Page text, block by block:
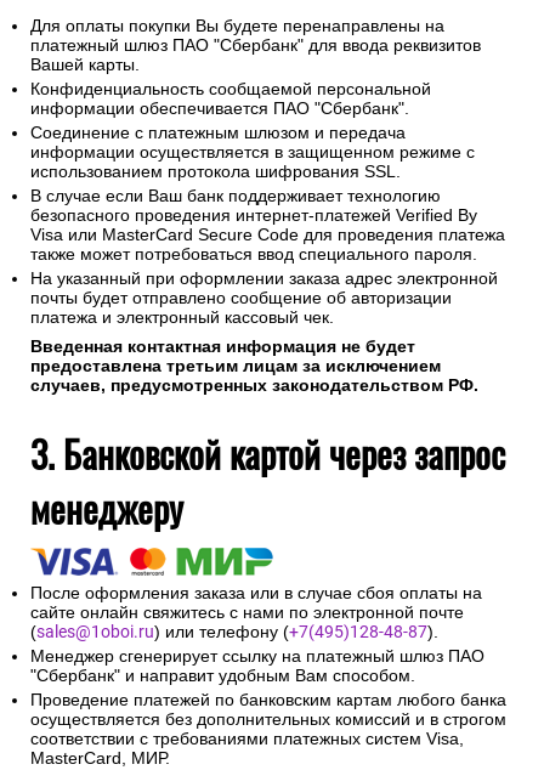
Для оплаты покупки Вы будете перенаправлены на
платежный шлюз ПАО "Сбербанк" для ввода реквизитов
Вашей карты.
Конфиденциальность сообщаемой персональной
информации обеспечивается ПАО "Сбербанк".
Соединение с платежным шлюзом и передача
информации осуществляется в защищенном режиме с
использованием протокола шифрования SSL.
В случае если Ваш банк поддерживает технологию
безопасного проведения интернет-платежей Verified By
Visa или MasterCard Secure Code для проведения платежа
также может потребоваться ввод специального пароля.
На указанный при оформлении заказа адрес электронной
почты будет отправлено сообщение об авторизации
платежа и электронный кассовый чек.
Введенная контактная информация не будет
предоставлена третьим лицам за исключением
случаев, предусмотренных законодательством РФ.
3. Банковской картой через запрос
менеджеру
После оформления заказа или в случае сбоя оплаты на
сайте онлайн свяжитесь с нами по электронной почте
(sales@1oboi.ru) или телефону (+7(495)128-48-87).
Менеджер сгенерирует ссылку на платежный шлюз ПАО
"Сбербанк" и направит удобным Вам способом.
Проведение платежей по банковским картам любого банка
осуществляется без дополнительных комиссий и в строгом
соответствии с требованиями платежных систем Visa,
MasterCard, МИР.